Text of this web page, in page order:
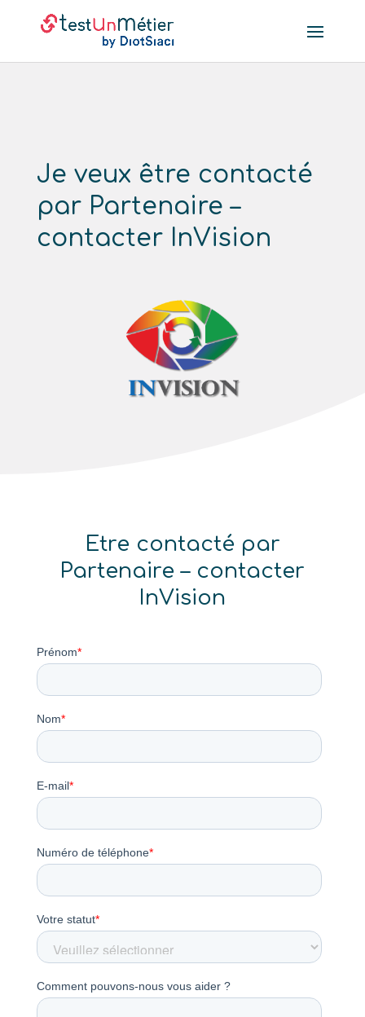
Je veux être contacté
par Partenaire –
contacter InVision
Etre contacté par
Partenaire – contacter
InVision